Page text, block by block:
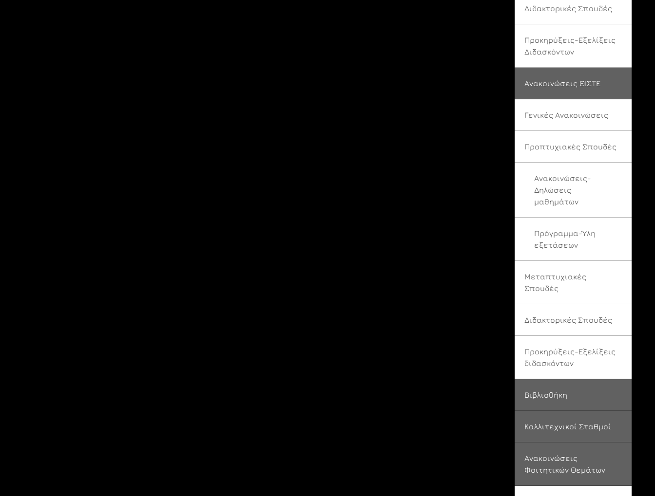
Διδακτορικές Σπουδές
Προκηρύξεις-Εξελίξεις
Διδασκόντων
Ανακοινώσεις ΘΙΣΤΕ
Γενικές Ανακοινώσεις
Προπτυχιακές Σπουδές
Ανακοινώσεις-
Δηλώσεις
μαθημάτων
Πρόγραμμα-Ύλη
εξετάσεων
Μεταπτυχιακές
Σπουδές
Διδακτορικές Σπουδές
Προκηρύξεις-Εξελίξεις
διδασκόντων
Βιβλιοθήκη
Καλλιτεχνικοί Σταθμοί
Ανακοινώσεις
Φοιτητικών Θεμάτων